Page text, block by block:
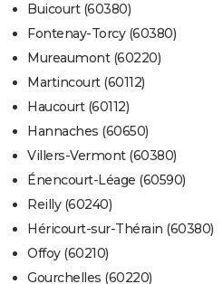
Buicourt (60380)
Fontenay-Torcy (60380)
Mureaumont (60220)
Martincourt (60112)
Haucourt (60112)
Hannaches (60650)
Villers-Vermont (60380)
Énencourt-Léage (60590)
Reilly (60240)
Héricourt-sur-Thérain (60380)
Offoy (60210)
Gourchelles (60220)